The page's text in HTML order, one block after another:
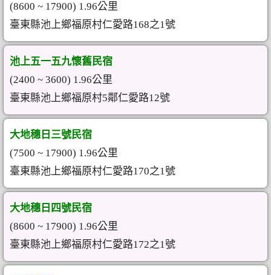
(8600 ~ 17900) 1.96公里
臺東縣池上鄉福原村仁愛路168之1號
池上五一五九懷舊民宿
(2400 ~ 3600) 1.96公里
臺東縣池上鄉福原村5鄰仁愛路12號
大地穗日三號民宿
(7500 ~ 17900) 1.96公里
臺東縣池上鄉福原村仁愛路170之1號
大地穗日四號民宿
(8600 ~ 17900) 1.96公里
臺東縣池上鄉福原村仁愛路172之1號